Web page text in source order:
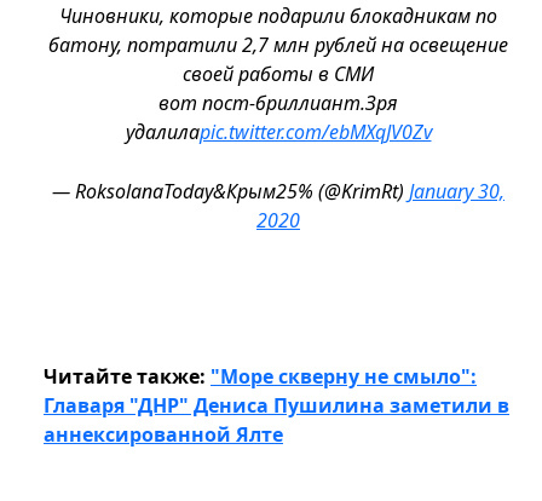
Чиновники, которые подарили блокадникам по
батону, потратили 2,7 млн рублей на освещение
своей работы в СМИ
вот пост-бриллиант.Зря
удалилаpic.twitter.com/ebMXqJV0Zv
— RoksolanaToday&Крым25% (@KrimRt) January 30,
2020
Читайте также: "Море скверну не смыло":
Главаря "ДНР" Дениса Пушилина заметили в
аннексированной Ялте